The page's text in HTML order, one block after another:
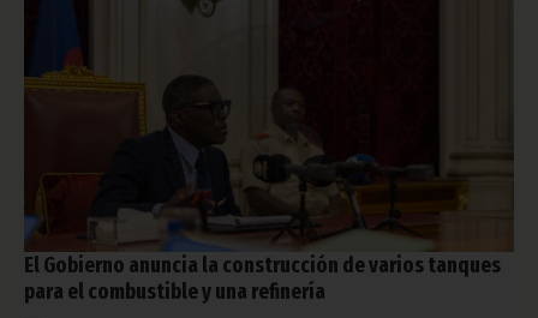
El Gobierno anuncia la construcción de varios tanques
para el combustible y una refinería